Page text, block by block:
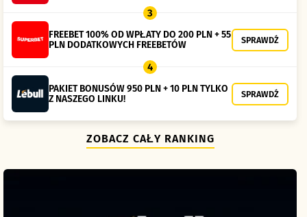
3
FREEBET 100% OD WPŁATY DO 200 PLN + 55
PLN DODATKOWYCH FREEBETÓW
SPRAWDŹ
4
PAKIET BONUSÓW 950 PLN + 10 PLN TYLKO
Z NASZEGO LINKU!
SPRAWDŹ
ZOBACZ CAŁY RANKING